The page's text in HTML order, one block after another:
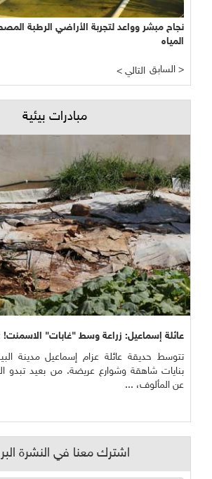
نجاح مبشر وواعد لتجربة الأراضي الرطبة
المياه
< التالي السابق >
مبادرات بيئية
عائلة إسماعيل: زراعة وسط "غابات" الاسمنت!
تتوسط حديقة عائلة عزام إسماعيل مدينة
بنايات شاهقة وشوارع عريضة. من بعيد تبدو
عن المألوف، ...
اشترك معنا في النشرة